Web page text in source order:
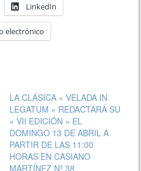
LinkedIn
electrónico
LA CLÁSICA » VELADA IN
LEGATUM » REDACTARÁ SU
» VII EDICIÓN » EL
DOMINGO 13 DE ABRIL A
PARTIR DE LAS 11:00
HORAS EN CASIANO
MARTÍNEZ Nº 38